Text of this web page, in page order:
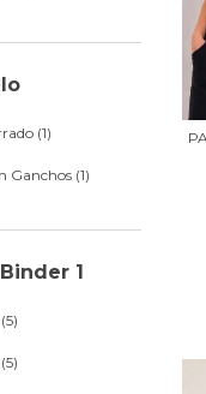
(1)
Ganchos (1)
1